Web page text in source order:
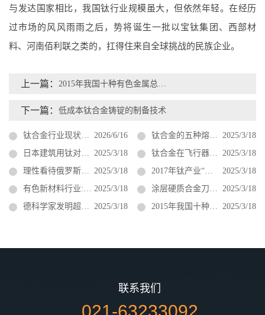
与发达国家相比，我国钛行业规模虽大，但依然年轻。在经历
过市场的风风雨雨之后，势将诞生一批以宝钛集团、西部材
料、河南佰利联之类的，扛得住来自全球挑战的民族企业。
上一篇： 2015年我国十种有色金属总产量同比增5.8%
下一篇： 低成本钛合金铸锭的制备技术
钛合金行业现状与未来趋势（2026年最新） 2026/6/16 钛合金的五种熔炼方法
2025/3/18
日本建筑用钛对我国建筑用钛发展的启示
2025/3/18 钛合金在飞行器上的应用
2025/3/18
理性看待俄罗斯停止供应美国钛材
2025/3/18 2017年钛产业“钛”不容易 2018年“钛”不一样
2025/3/18
有色新材料行业:供给收缩渐成主旋律
2025/3/18 涂层硬质合金刀具成加工钛合金的首选刀具
2025/3/18
德科学家发明超强镍钛铜记忆新材料
2025/3/18 2015年我国十种有色金属总产量同比增5.8% 2025/3/18
联系我们